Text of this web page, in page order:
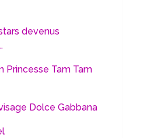
devenus
Princesse Tam Tam
Dolce Gabbana